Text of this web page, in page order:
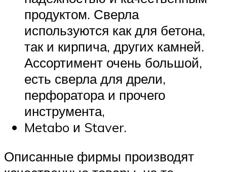
продуктом. Сверла
используются как для бетона,
так и кирпича, других камней.
Ассортимент очень большой,
есть сверла для дрели,
перфоратора и прочего
инструмента,
Metabo и Staver.
Описанные фирмы производят